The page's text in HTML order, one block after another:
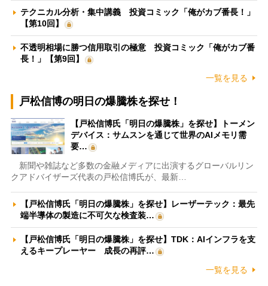
テクニカル分析・集中講義 投資コミック「俺がカブ番長！」
【第10回】
不透明相場に勝つ信用取引の極意 投資コミック「俺がカブ番
長！」【第9回】
一覧を見る
戸松信博の明日の爆騰株を探せ！
【戸松信博氏「明日の爆騰株」を探せ】トーメン
デバイス：サムスンを通じて世界のAIメモリ需
要…
新聞や雑誌など多数の金融メディアに出演するグローバルリン
クアドバイザーズ代表の戸松信博氏が、最新…
【戸松信博氏「明日の爆騰株」を探せ】レーザーテック：最先
端半導体の製造に不可欠な検査装…
【戸松信博氏「明日の爆騰株」を探せ】TDK：AIインフラを支
えるキープレーヤー 成長の再評…
一覧を見る